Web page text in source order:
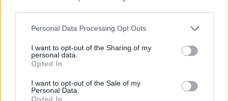
Personal Data Processing Opt Outs
I want to opt-out of the Sharing of my
personal data.
Opted In
I want to opt-out of the Sale of my
Personal Data.
Opted In